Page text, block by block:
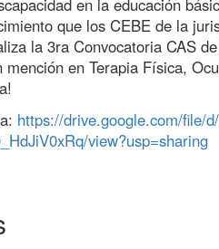
en la educación
que los CEBE de la
la 3ra Convocatoria CAS
mención en Terapia Física,
https://drive.google.com/file/
view?usp=sharing